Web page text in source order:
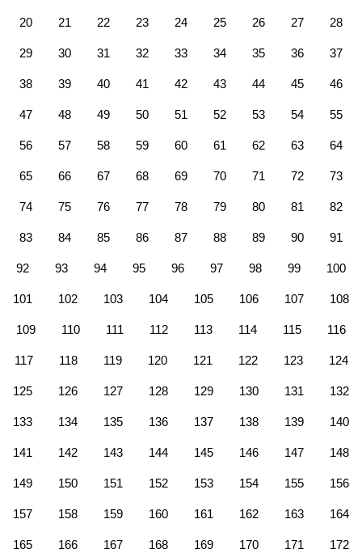
20 21 22 23 24 25 26 27 28
29 30 31 32 33 34 35 36 37
38 39 40 41 42 43 44 45 46
47 48 49 50 51 52 53 54 55
56 57 58 59 60 61 62 63 64
65 66 67 68 69 70 71 72 73
74 75 76 77 78 79 80 81 82
83 84 85 86 87 88 89 90 91
92 93 94 95 96 97 98 99 100
101 102 103 104 105 106 107 108
109 110 111 112 113 114 115 116
117 118 119 120 121 122 123 124
125 126 127 128 129 130 131 132
133 134 135 136 137 138 139 140
141 142 143 144 145 146 147 148
149 150 151 152 153 154 155 156
157 158 159 160 161 162 163 164
165 166 167 168 169 170 171 172